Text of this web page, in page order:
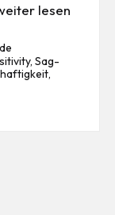
lesen
,Sag-
,